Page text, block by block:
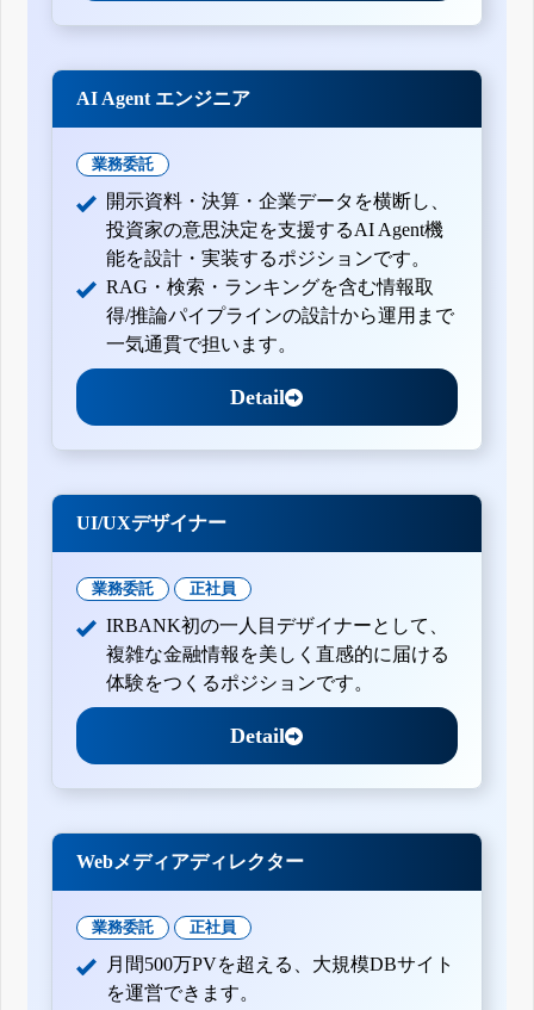
AI Agent エンジニア
業務委託
開示資料・決算・企業データを横断し、
投資家の意思決定を支援するAI Agent機
能を設計・実装するポジションです。
RAG・検索・ランキングを含む情報取
得/推論パイプラインの設計から運用まで
一気通貫で担います。
Detail
UI/UXデザイナー
業務委託 正社員
IRBANK初の一人目デザイナーとして、
複雑な金融情報を美しく直感的に届ける
体験をつくるポジションです。
Detail
Webメディアディレクター
業務委託 正社員
月間500万PVを超える、大規模DBサイト
を運営できます。